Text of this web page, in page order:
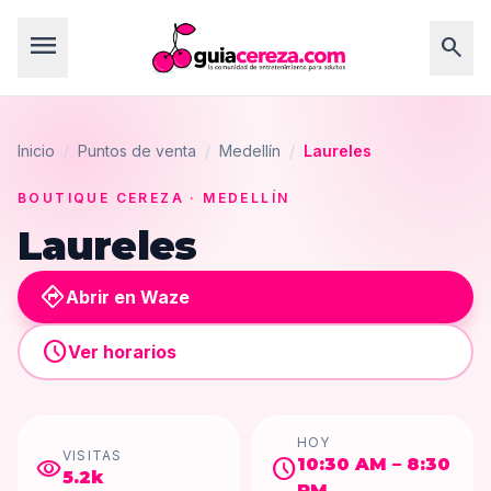
menu search
Inicio / Puntos de venta / Medellín / Laureles
BOUTIQUE CEREZA · MEDELLÍN
Laureles
directionsAbrir en Waze
scheduleVer horarios
visibilityVISITAS
5.2k schedule
HOY
10:30 AM – 8:30